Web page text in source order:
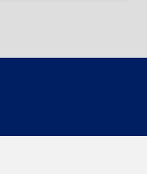
tus envíos